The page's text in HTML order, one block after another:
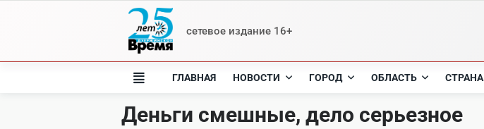
сетевое издание 16+
ГЛАВНАЯ НОВОСТИ ГОРОД ОБЛАСТЬ СТРАНА
Деньги смешные, дело серьезное